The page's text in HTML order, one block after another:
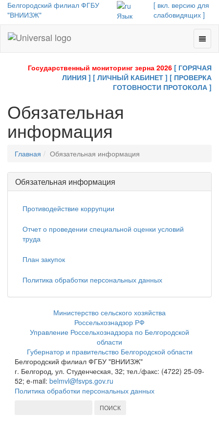
Белгородский филиал ФГБУ
"ВНИИЗЖ"
Язык
[ вкл. версию для
слабовидящих ]
-
Toggle
Государственный мониторинг зерна 2026 [ ГОРЯЧАЯ
ЛИНИЯ ] [ ЛИЧНЫЙ КАБИНЕТ ] [ ПРОВЕРКА
ГОТОВНОСТИ ПРОТОКОЛА ]
Обязательная
информация
Главная Обязательная информация
Обязательная информация
Противодействие коррупции
Отчет о проведении специальной оценки условий
труда
План закупок
Политика обработки персональных данных
Министерство сельского хозяйства
Россельхознадзор РФ
Управление Россельхознадзора по Белгородской
области
Губернатор и правительство Белгородской области
Белгородский филиал ФГБУ "ВНИИЗЖ"
г. Белгород, ул. Студенческая, 32; тел./факс: (4722) 25-09-
52; e-mail: belmvl@fsvps.gov.ru
Политика обработки персональных данных